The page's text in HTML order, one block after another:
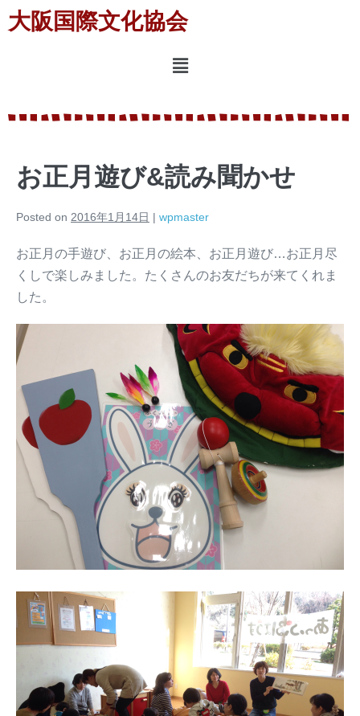
大阪国際文化協会
お正月遊び&読み聞かせ
Posted on 2016年1月14日 | wpmaster
お正月の手遊び、お正月の絵本、お正月遊び…お正月尽
くしで楽しみました。たくさんのお友だちが来てくれま
した。